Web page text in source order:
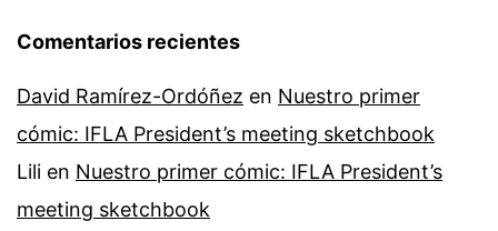
Comentarios recientes
David Ramírez-Ordóñez en Nuestro primer
cómic: IFLA President’s meeting sketchbook
Lili en Nuestro primer cómic: IFLA President’s
meeting sketchbook